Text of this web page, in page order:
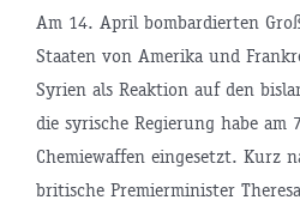
Am 14. April bombardierten
Staaten von Amerika und
Syrien als Reaktion auf den
die syrische Regierung habe
Chemiewaffen eingesetzt. Kurz
britische Premierminister